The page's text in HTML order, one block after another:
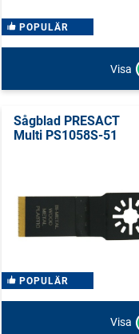
POPULÄR
Visa
Sågblad PRESACT
Multi PS1058S-51
POPULÄR
Visa